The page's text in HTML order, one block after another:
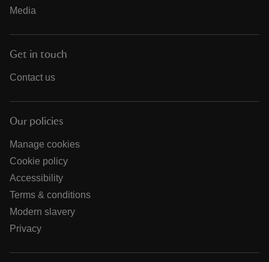
Media
Get in touch
Contact us
Our policies
Manage cookies
Cookie policy
Accessibility
Terms & conditions
Modern slavery
Privacy